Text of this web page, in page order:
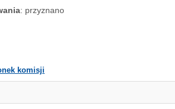
: przyznano
komisji